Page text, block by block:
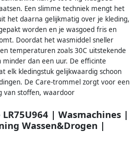
Een slimme techniek mengt het
het daarna gelijkmatig over je kleding,
worden en je wasgoed fris en
Doordat het wasmiddel sneller
temperaturen zoals 30C uitstekende
dan een uur. De efficinte
elk kledingstuk gelijkwaardig schoon
De Care-trommel zorgt voor een
van stoffen, waardoor
LR75U964 | Wasmachines |
Wassen&Drogen |